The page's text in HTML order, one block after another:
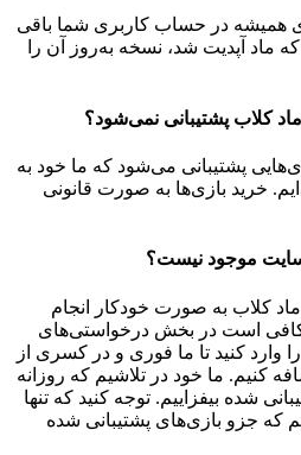
همیشه در حساب کاربری شما باقی
ماد آپدیت شد، نسخه به‌روز آن را
کلاب پشتیبانی نمی‌شود؟
پشتیبانی می‌شود که ما خود به
خرید بازی‌ها به صورت قانونی
موجود نیست؟
کلاب به صورت خودکار انجام
است در بخش درخواستی‌های
وارد کنید تا ما فوری و در کسری از
کنیم. ما خود در تلاشیم که روزانه
شده بیفزاییم. توجه کنید که تنها
که جزو بازی‌های پشتیبانی شده